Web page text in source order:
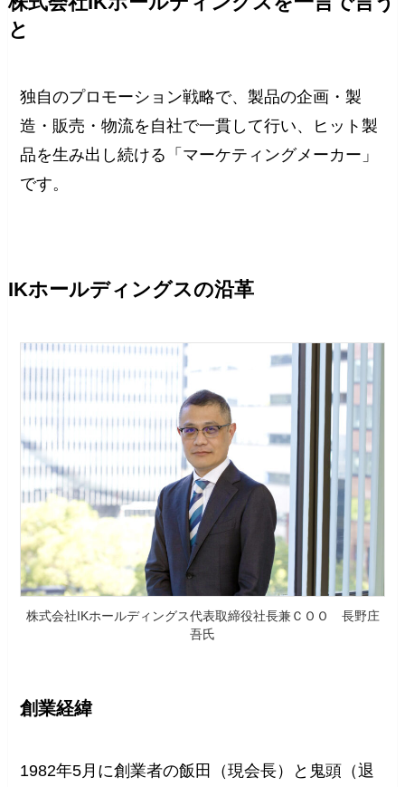
と
独自のプロモーション戦略で、製品の企画・製
造・販売・物流を自社で一貫して行い、ヒット製
品を生み出し続ける「マーケティングメーカー」
です。
IKホールディングスの沿革
株式会社IKホールディングス代表取締役社長兼ＣＯＯ 長野庄
吾氏
創業経緯
1982年5月に創業者の飯田（現会長）と鬼頭（退